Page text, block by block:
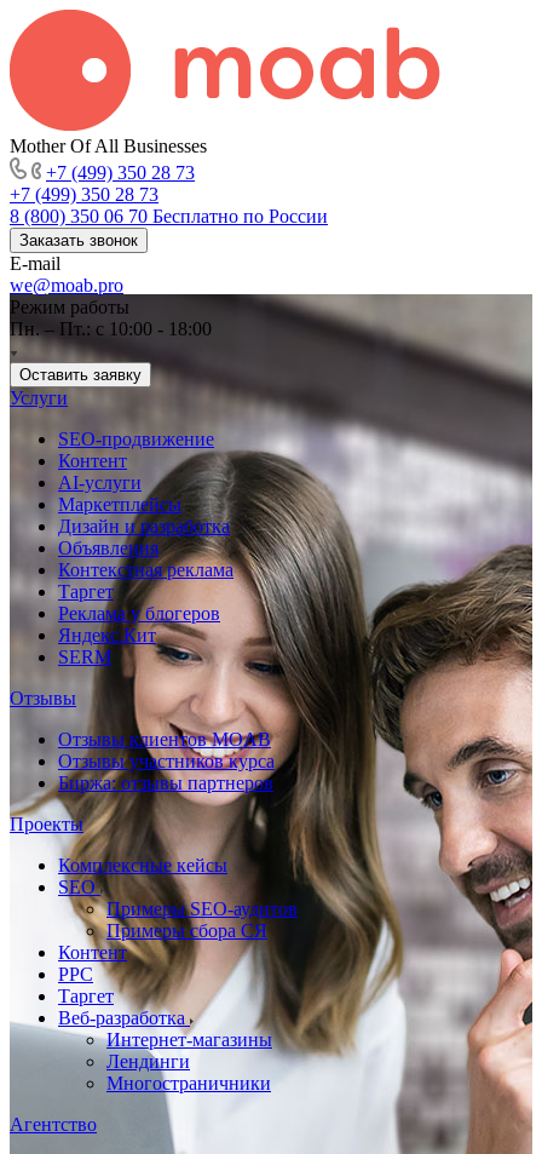
Mother Of All Businesses
+7 (499) 350 28 73
+7 (499) 350 28 73
8 (800) 350 06 70 Бесплатно по России
Заказать звонок
E-mail
we@moab.pro
Режим работы
Пн. – Пт.: с 10:00 - 18:00
Оставить заявку
Услуги
SEO-продвижение
Контент
AI-услуги
Маркетплейсы
Дизайн и разработка
Объявления
Контекстная реклама
Таргет
Реклама у блогеров
Яндекс.Кит
SERM
Отзывы
Отзывы клиентов MOAB
Отзывы участников курса
Биржа: отзывы партнеров
Проекты
Комплексные кейсы
SEO
Примеры SEO-аудитов
Примеры сбора СЯ
Контент
PPC
Таргет
Веб-разработка
Интернет-магазины
Лендинги
Многостраничники
Агентство